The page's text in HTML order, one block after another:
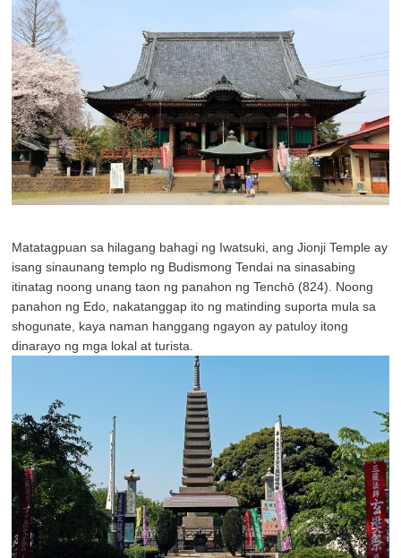
Matatagpuan sa hilagang bahagi ng Iwatsuki, ang Jionji Temple ay
isang sinaunang templo ng Budismong Tendai na sinasabing
itinatag noong unang taon ng panahon ng Tenchō (824). Noong
panahon ng Edo, nakatanggap ito ng matinding suporta mula sa
shogunate, kaya naman hanggang ngayon ay patuloy itong
dinarayo ng mga lokal at turista.